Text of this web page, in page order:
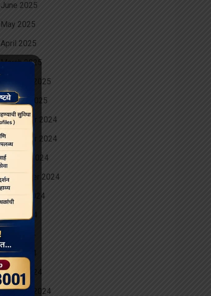
June 2025
May 2025
April 2025
March 2025
February 2025
January 2025
December 2024
November 2024
October 2024
September 2024
August 2024
June 2024
May 2024
April 2024
March 2024
February 2024